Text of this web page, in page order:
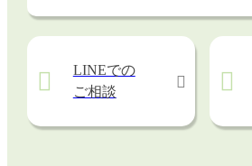
LINEでの
ご相談